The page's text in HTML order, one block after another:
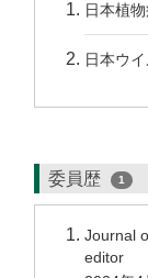
日本植
日本ウ
委員歴 1
Journal
editor